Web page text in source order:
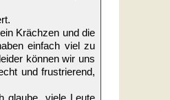
Krächzen und die
einfach viel zu
können wir uns
und frustrierend,
glaube, viele Leute